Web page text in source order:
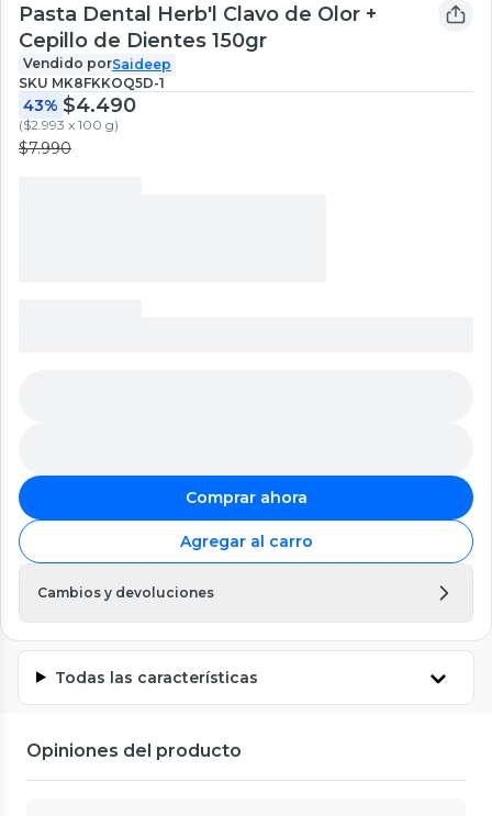
Pasta Dental Herb'l Clavo de Olor +
Cepillo de Dientes 150gr
Vendido porSaideep
SKU MK8FKKOQ5D-1
43% $4.490
($2.993 x 100 g)
$7.990
Comprar ahora
Agregar al carro
Cambios y devoluciones
Todas las características
Opiniones del producto